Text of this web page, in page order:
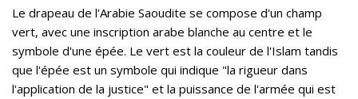
Le drapeau de l'Arabie Saoudite se compose d'un champ
vert, avec une inscription arabe blanche au centre et le
symbole d'une épée. Le vert est la couleur de l'Islam tandis
que l'épée est un symbole qui indique "la rigueur dans
l'application de la justice" et la puissance de l'armée qui est